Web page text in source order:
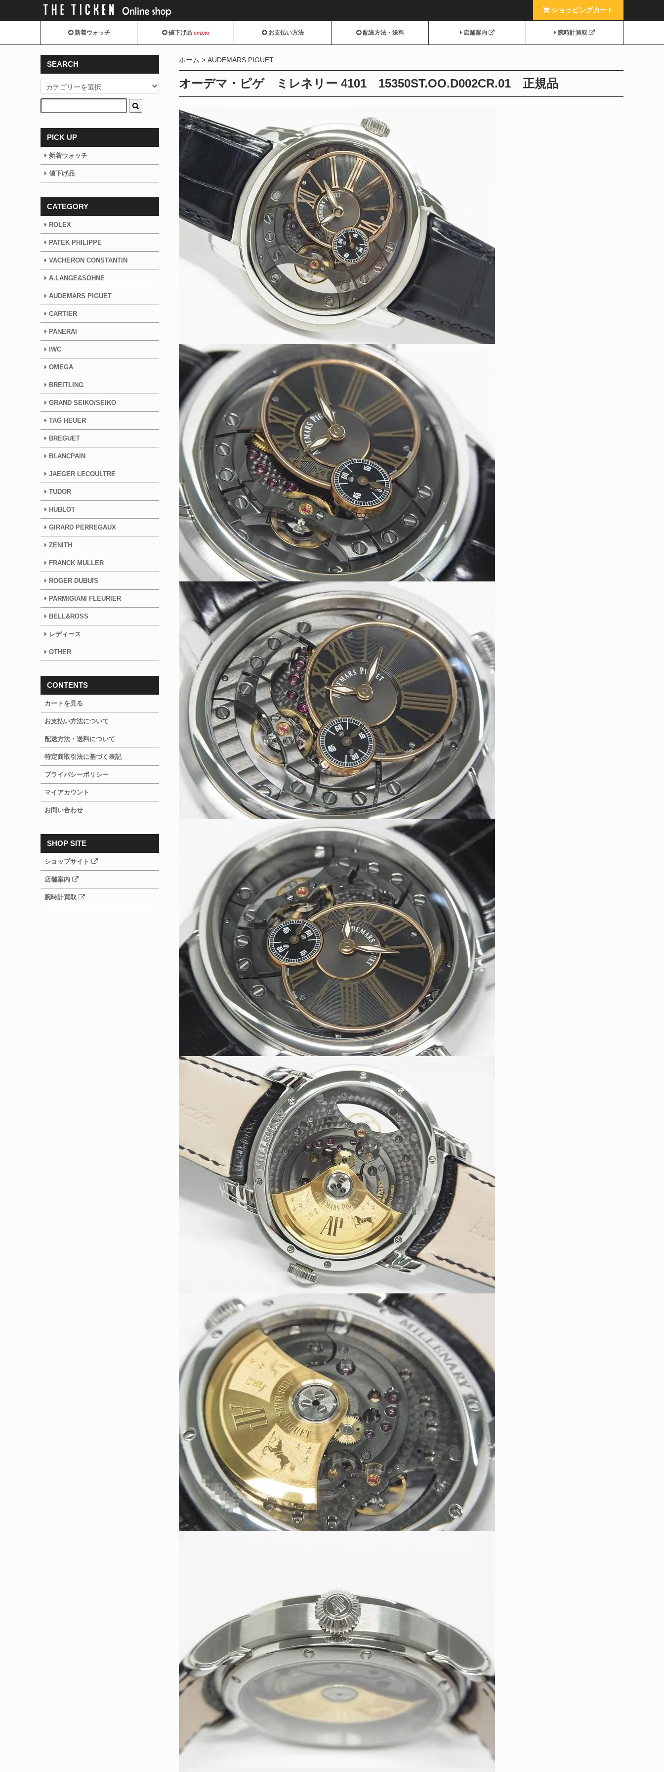
ショッピングカート
新着ウォッチ 値下げ品 CHECK! お支払い方法 配送方法・送料 店舗案内 腕時計買取
ホーム AUDEMARS PIGUET
オーデマ・ピゲ ミレネリー 4101 15350ST.OO.D002CR.01 正規品
SEARCH
PICK UP
新着ウォッチ
値下げ品
CATEGORY
ROLEX
PATEK PHILIPPE
VACHERON CONSTANTIN
A.LANGE&SOHNE
AUDEMARS PIGUET
CARTIER
PANERAI
IWC
OMEGA
BREITLING
GRAND SEIKO/SEIKO
TAG HEUER
BREGUET
BLANCPAIN
JAEGER LECOULTRE
TUDOR
HUBLOT
GIRARD PERREGAUX
ZENITH
FRANCK MULLER
ROGER DUBUIS
PARMIGIANI FLEURIER
BELL&ROSS
レディース
OTHER
CONTENTS
カートを見る
お支払い方法について
配送方法・送料について
特定商取引法に基づく表記
プライバシーポリシー
マイアカウント
お問い合わせ
SHOP SITE
ショップサイト
店舗案内
腕時計買取